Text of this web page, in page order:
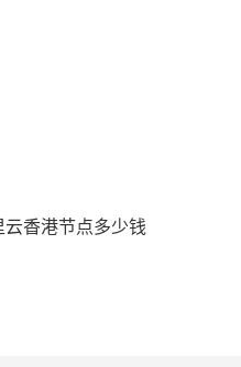
云香港节点多少钱